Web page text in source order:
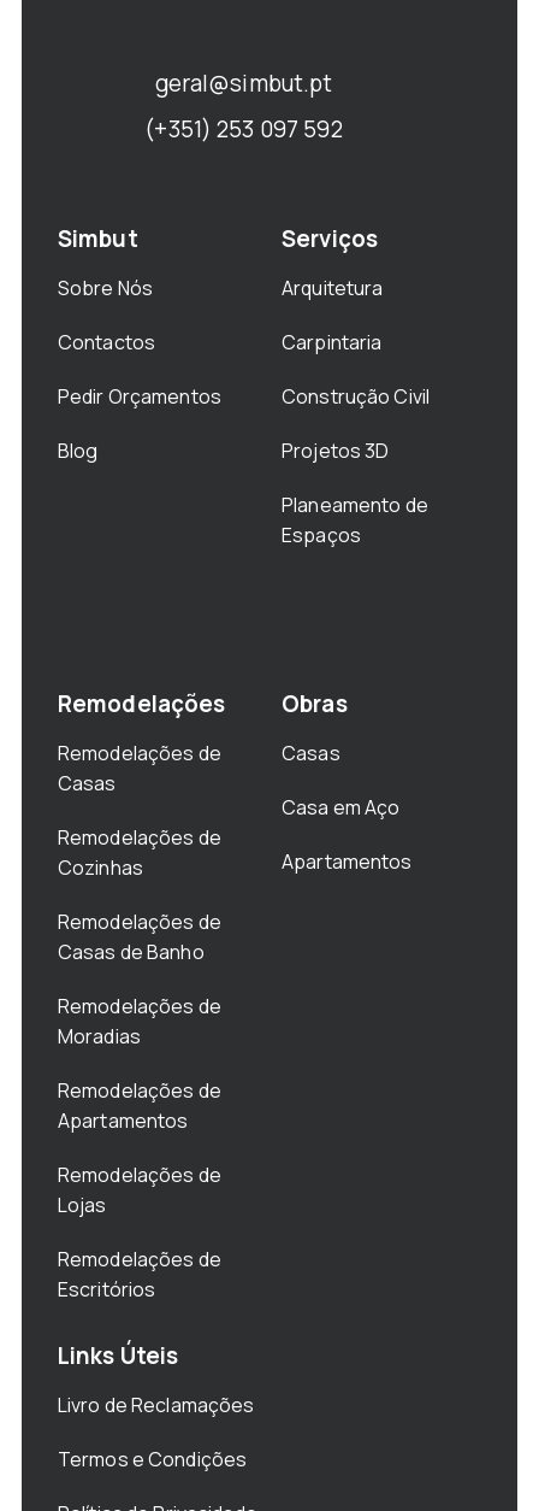
geral@simbut.pt
(+351) 253 097 592
Simbut
Sobre Nós
Contactos
Pedir Orçamentos
Blog
Serviços
Arquitetura
Carpintaria
Construção Civil
Projetos 3D
Planeamento de
Espaços
Remodelações
Remodelações de
Casas
Remodelações de
Cozinhas
Remodelações de
Casas de Banho
Remodelações de
Moradias
Remodelações de
Apartamentos
Remodelações de
Lojas
Remodelações de
Escritórios
Obras
Casas
Casa em Aço
Apartamentos
Links Úteis
Livro de Reclamações
Termos e Condições